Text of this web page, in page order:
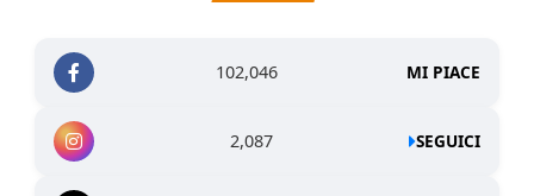
102,046 MI PIACE
2,087 SEGUICI